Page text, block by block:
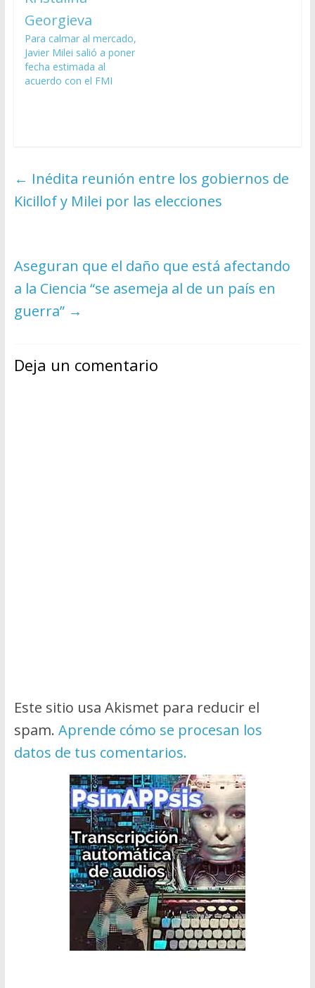
Para calmar al mercado,
Javier Milei salió a poner
fecha estimada al
acuerdo con el FMI
← Inédita reunión entre los gobiernos de
Kicillof y Milei por las elecciones
Aseguran que el daño que está afectando
a la Ciencia “se asemeja al de un país en
guerra” →
Deja un comentario
Este sitio usa Akismet para reducir el
spam. Aprende cómo se procesan los
datos de tus comentarios.